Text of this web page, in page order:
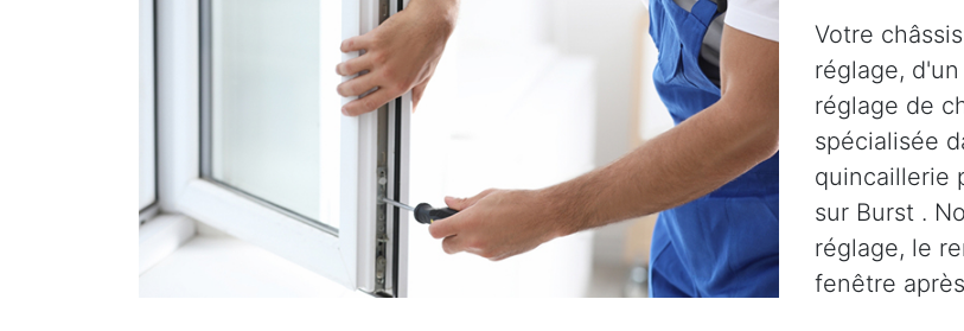
Votre
réglage,
réglage de
spécialisée
quincaillerie
sur Burst .
réglage, le
fenêtre